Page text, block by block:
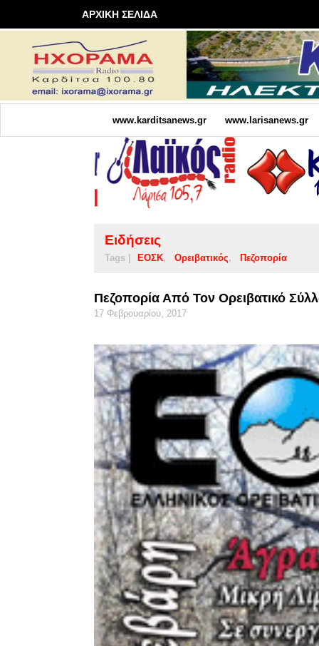
ΑΡΧΙΚΗ ΣΕΛΙΔΑ
www.karditsanews.gr www.larisanews.gr
Ειδήσεις
Tags | ΕΟΣΚ Ορειβατικός Πεζοπορία
Πεζοπορία Από Τον Ορειβατικό
17 Φεβρουαρίου, 2017